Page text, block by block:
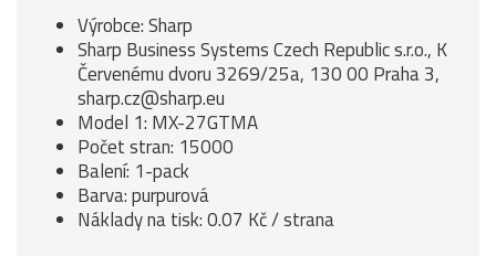
Výrobce: Sharp
Sharp Business Systems Czech Republic s.r.o., K
Červenému dvoru 3269/25a, 130 00 Praha 3,
sharp.cz@sharp.eu
Model 1: MX-27GTMA
Počet stran: 15000
Balení: 1-pack
Barva: purpurová
Náklady na tisk: 0.07 Kč / strana